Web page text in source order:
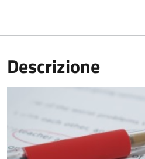
Descrizione